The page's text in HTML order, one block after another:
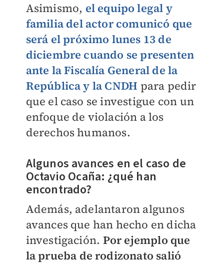
Asimismo, el equipo legal y
familia del actor comunicó que
será el próximo lunes 13 de
diciembre cuando se presenten
ante la Fiscalía General de la
República y la CNDH para pedir
que el caso se investigue con un
enfoque de violación a los
derechos humanos.
Algunos avances en el caso de
Octavio Ocaña: ¿qué han
encontrado?
Además, adelantaron algunos
avances que han hecho en dicha
investigación. Por ejemplo que
la prueba de rodizonato salió